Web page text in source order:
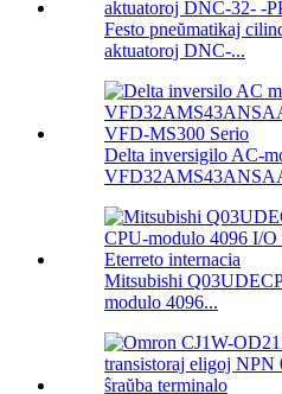
Festo pneŭmatikaj
aktuatoroj DNC-...
Delta inversigilo AC-
Mitsubishi
modulo 4096...